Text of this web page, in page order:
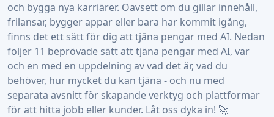
och bygga nya karriärer. Oavsett om du gillar innehåll,
frilansar, bygger appar eller bara har kommit igång,
finns det ett sätt för dig att tjäna pengar med AI. Nedan
följer 11 beprövade sätt att tjäna pengar med AI, var
och en med en uppdelning av vad det är, vad du
behöver, hur mycket du kan tjäna - och nu med
separata avsnitt för skapande verktyg och plattformar
för att hitta jobb eller kunder. Låt oss dyka in! 🚀